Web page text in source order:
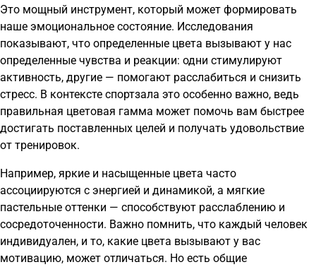
Это мощный инструмент, который может формировать
наше эмоциональное состояние. Исследования
показывают, что определенные цвета вызывают у нас
определенные чувства и реакции: одни стимулируют
активность, другие — помогают расслабиться и снизить
стресс. В контексте спортзала это особенно важно, ведь
правильная цветовая гамма может помочь вам быстрее
достигать поставленных целей и получать удовольствие
от тренировок.
Например, яркие и насыщенные цвета часто
ассоциируются с энергией и динамикой, а мягкие
пастельные оттенки — способствуют расслаблению и
сосредоточенности. Важно помнить, что каждый человек
индивидуален, и то, какие цвета вызывают у вас
мотивацию, может отличаться. Но есть общие